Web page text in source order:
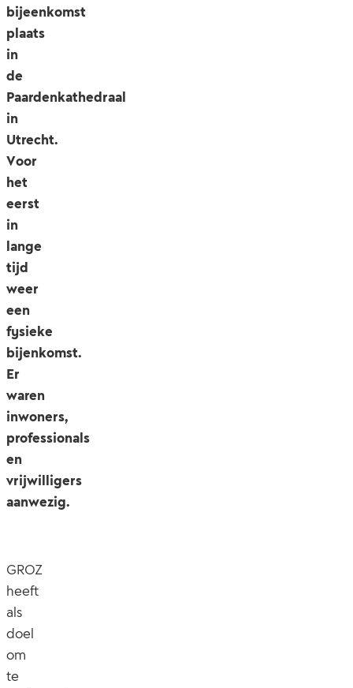
bijeenkomst
plaats
in
de
Paardenkathedraal
in
Utrecht.
Voor
het
eerst
in
lange
tijd
weer
een
fysieke
bijenkomst.
Er
waren
inwoners,
professionals
en
vrijwilligers
aanwezig.
GROZ
heeft
als
doel
om
te